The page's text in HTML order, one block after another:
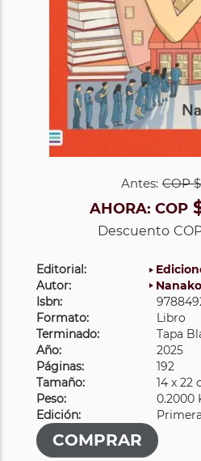
Antes: COP$
AHORA: COP
Descuento
Editorial:
Autor:
Isbn:
Formato:
Libro
Terminado:
Tapa
Año:
2025
Páginas:
192
Tamaño:
14 x 22
Peso:
0.2000
Edición:
Primera